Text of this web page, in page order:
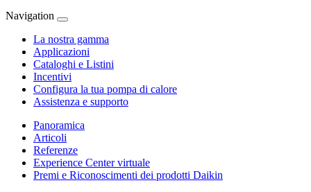
Navigation
La nostra gamma
Applicazioni
Cataloghi e Listini
Incentivi
Configura la tua pompa di calore
Assistenza e supporto
Panoramica
Articoli
Referenze
Experience Center virtuale
Premi e Riconoscimenti dei prodotti Daikin